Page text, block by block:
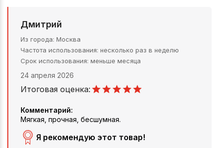
Дмитрий
Из города Москва
Частота использования несколько раз в неделю
Срок использования меньше месяца
24 апреля 2026
Итоговая оценка:
Комментарий:
Мягкая, прочная, бесшумная.
Я рекомендую этот товар!